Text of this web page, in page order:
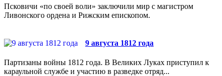
Псковичи «по своей воли» заключили мир с магистром
Ливонского ордена и Рижским епископом.
9 августа 1812 года
Партизаны войны 1812 года. В Великих Луках приступил к
караульной службе и участию в разведке отряд...